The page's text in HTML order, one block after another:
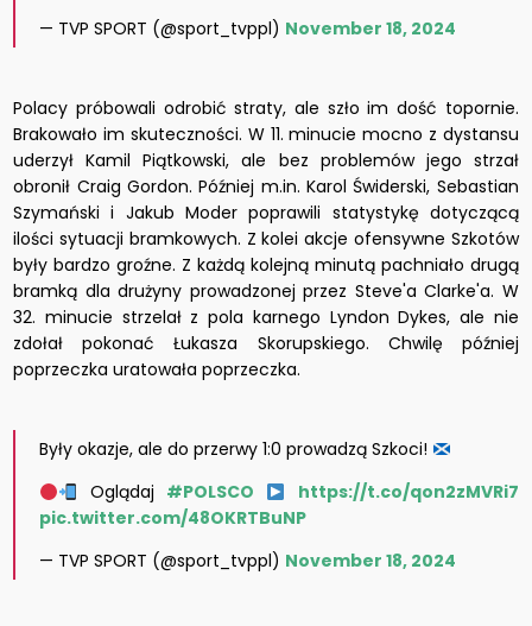
— TVP SPORT (@sport_tvppl) November 18, 2024
Polacy próbowali odrobić straty, ale szło im dość topornie.
Brakowało im skuteczności. W 11. minucie mocno z dystansu
uderzył Kamil Piątkowski, ale bez problemów jego strzał
obronił Craig Gordon. Później m.in. Karol Świderski, Sebastian
Szymański i Jakub Moder poprawili statystykę dotyczącą
ilości sytuacji bramkowych. Z kolei akcje ofensywne Szkotów
były bardzo groźne. Z każdą kolejną minutą pachniało drugą
bramką dla drużyny prowadzonej przez Steve'a Clarke'a. W
32. minucie strzelał z pola karnego Lyndon Dykes, ale nie
zdołał pokonać Łukasza Skorupskiego. Chwilę później
poprzeczka uratowała poprzeczka.
Były okazje, ale do przerwy 1:0 prowadzą Szkoci!
Oglądaj #POLSCO
https://t.co/qon2zMVRi7
pic.twitter.com/48OKRTBuNP
— TVP SPORT (@sport_tvppl) November 18, 2024